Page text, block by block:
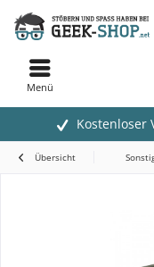
Kostenloser
Menü
Übersicht